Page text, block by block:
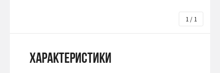
1 / 1
Характеристики